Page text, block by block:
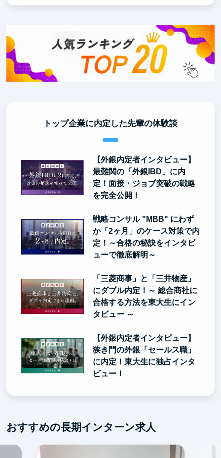
トップ企業に内定した先輩の体験談
【外銀内定者インタビュー】
最難関の「外銀IBD」に内
定！面接・ジョブ突破の戦略
を完全公開！
戦略コンサル "MBB" にわず
か「2ヶ月」のケース対策で内
定！～合格の秘訣をインタビ
ューで徹底解明～
「三菱商事」と「三井物産」
にダブル内定！～ 総合商社に
合格する方法を東大生にイン
タビュー ～
【外銀内定者インタビュー】
狭き門の外銀「セールス職」
に内定！東大生に独占インタ
ビュー！
おすすめの長期インターン求人